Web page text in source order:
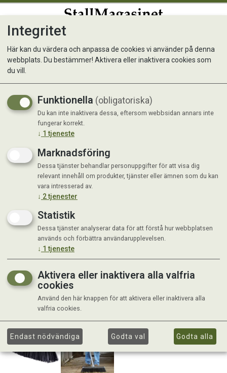
Gorilla Borste 50cm Silver
Integritet
Här kan du värdera och anpassa de cookies vi använder på denna
webbplats. Du bestämmer! Aktivera eller inaktivera cookies som
du vill.
Funktionella (obligatoriska)
Du kan inte inaktivera dessa, eftersom webbsidan annars inte
fungerar korrekt.
↓ 1 tjeneste
Marknadsföring
Dessa tjänster behandlar personuppgifter för att visa dig
relevant innehåll om produkter, tjänster eller ämnen som du kan
vara intresserad av.
↓ 2tjenester
Statistik
Dessa tjänster analyserar data för att förstå hur webbplatsen
används och förbättra användarupplevelsen.
↓ 1 tjeneste
Aktivera eller inaktivera alla valfria
cookies
Använd den här knappen för att aktivera eller inaktivera alla
valfria cookies.
Endast nödvändiga Godta val Godta alla